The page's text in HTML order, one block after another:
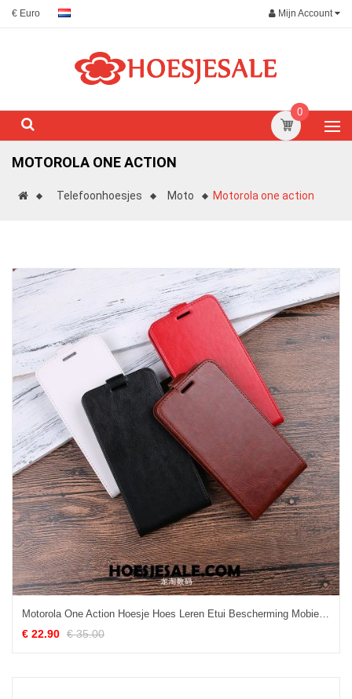
€ Euro Mijn Account
0
MOTOROLA ONE ACTION
Telefoonhoesjes Moto Motorola one action
Motorola One Action Hoesje Hoes Leren Etui Bescherming Mobiele Telefoon Eenvoudige Goedkoop
€ 22.90 € 35.00